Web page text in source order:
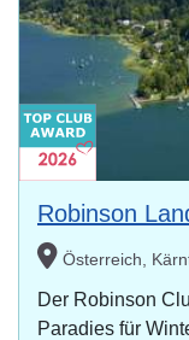
Robinson
Österreich,
Der Robinson
Paradies für